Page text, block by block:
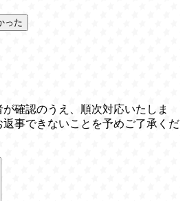
った
確認のうえ、順次対応いたしま
事できないことを予めご了承くだ